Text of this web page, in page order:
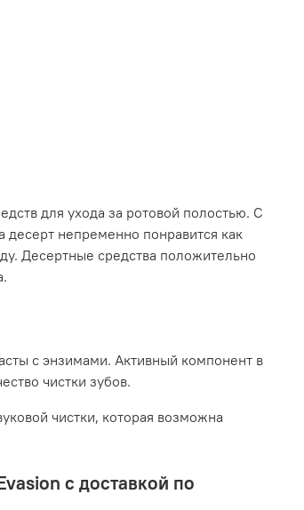
для ухода за ротовой полостью. С
непременно понравится как
Десертные средства положительно
с энзимами. Активный компонент в
чистки зубов.
чистки, которая возможна
с доставкой по